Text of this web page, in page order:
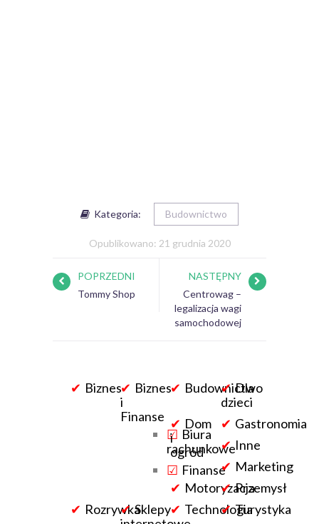
Kategoria: Budownictwo
Opublikowano: 21 grudnia 2020
POPRZEDNI
Tommy Shop
NASTĘPNY
Centrowag –
legalizacja wagi
samochodowej
Biznes
Biznes
i
Finanse
Biura
rachunkowe
Finanse
Budownictwo
Dla
dzieci
Dom
i
ogród
Gastronomia
Inne
Marketing
MotoryzacjaPrzemysł
RozrywkaSklepy
TechnologiaTurystyka